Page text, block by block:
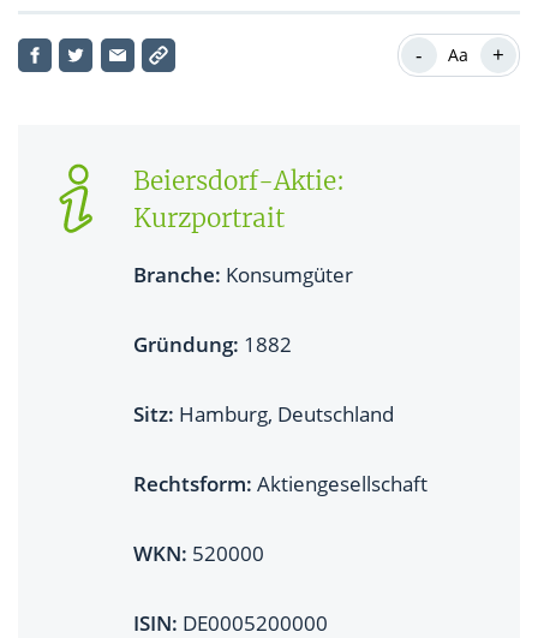
Personal
Beiersdorf-Aktie: Fundamentaldaten im Überblick
- Aa +
Beiersdorf-Aktie:
Kurzportrait
Branche: Konsumgüter
Gründung: 1882
Sitz: Hamburg, Deutschland
Rechtsform: Aktiengesellschaft
WKN: 520000
ISIN: DE0005200000